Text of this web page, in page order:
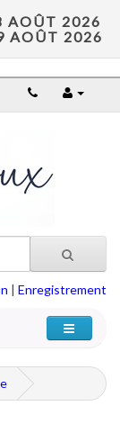
AOÛT 2026
AOÛT 2026
| Enregistrement